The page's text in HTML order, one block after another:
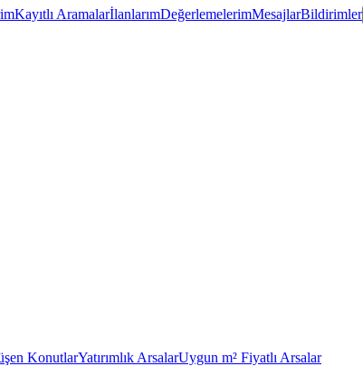
Kayıtlı AramalarİlanlarımDeğerlemelerimMesajlarBildirimler
KonutlarYatırımlık ArsalarUygun m² Fiyatlı Arsalar